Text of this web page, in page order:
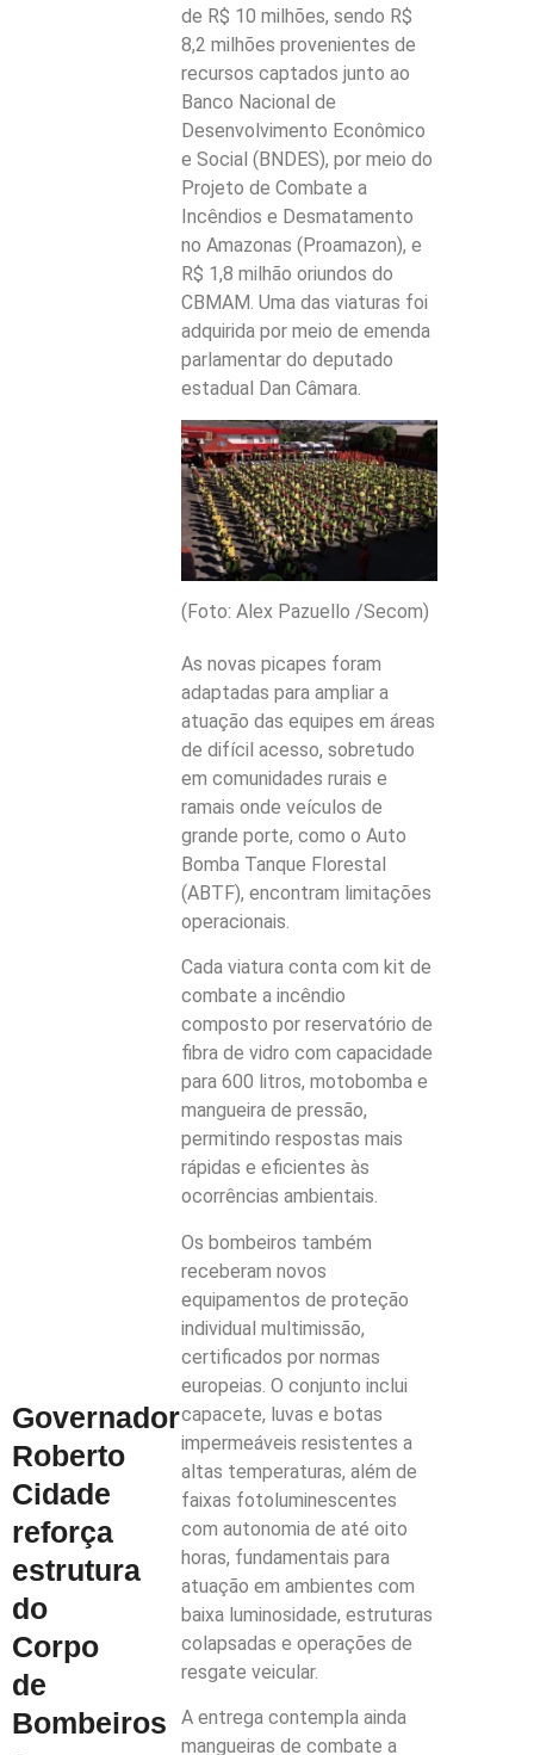
Governador
Roberto
Cidade
reforça
estrutura
do
Corpo
de
Bombeiros
de R$ 10 milhões, sendo R$
8,2 milhões provenientes de
recursos captados junto ao
Banco Nacional de
Desenvolvimento Econômico
e Social (BNDES), por meio do
Projeto de Combate a
Incêndios e Desmatamento
no Amazonas (Proamazon), e
R$ 1,8 milhão oriundos do
CBMAM. Uma das viaturas foi
adquirida por meio de emenda
parlamentar do deputado
estadual Dan Câmara.
(Foto: Alex Pazuello /Secom)
As novas picapes foram
adaptadas para ampliar a
atuação das equipes em áreas
de difícil acesso, sobretudo
em comunidades rurais e
ramais onde veículos de
grande porte, como o Auto
Bomba Tanque Florestal
(ABTF), encontram limitações
operacionais.
Cada viatura conta com kit de
combate a incêndio
composto por reservatório de
fibra de vidro com capacidade
para 600 litros, motobomba e
mangueira de pressão,
permitindo respostas mais
rápidas e eficientes às
ocorrências ambientais.
Os bombeiros também
receberam novos
equipamentos de proteção
individual multimissão,
certificados por normas
europeias. O conjunto inclui
capacete, luvas e botas
impermeáveis resistentes a
altas temperaturas, além de
faixas fotoluminescentes
com autonomia de até oito
horas, fundamentais para
atuação em ambientes com
baixa luminosidade, estruturas
colapsadas e operações de
resgate veicular.
A entrega contempla ainda
mangueiras de combate a